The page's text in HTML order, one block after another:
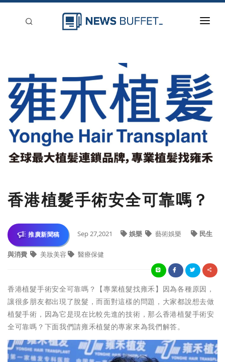
登入
刊登
香港植髮手術安全可靠嗎？
推廣新聞稿 Sep 27,2021 娛樂 藝術娛樂 民生
與消費 美妝美容 醫療保健
香港植髮手術安全可靠嗎？【專業植髮找雍禾】因為各種原因，
讓很多朋友都出現了脫髮，而面對這樣的問題，大家都說想去做
植髮手術，因為它是現在比較先進的技術，那么香港植髮手術安
全可靠嗎？下面我們請雍禾植髮的專家來為我們解答。